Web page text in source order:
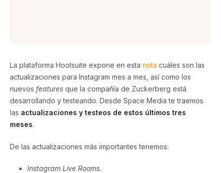
La plataforma Hootsuite expone en esta nota cuáles son las
actualizaciones para Instagram mes a mes, así como los
nuevos features que la compañía de Zuckerberg está
desarrollando y testeando. Desde Space Media te traemos
las actualizaciones y testeos de estos últimos tres
meses.
De las actualizaciones más importantes tenemos:
Instagram Live Rooms.